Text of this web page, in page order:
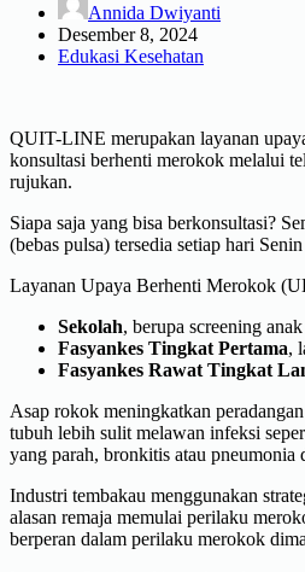
Annida Dwiyanti
Desember 8, 2024
Edukasi Kesehatan
QUIT-LINE merupakan layanan
konsultasi berhenti merokok melalui
rujukan.
Siapa saja yang bisa berkonsultasi?
(bebas pulsa) tersedia setiap hari
Layanan Upaya Berhenti Merokok
Sekolah, berupa screening
Fasyankes Tingkat Pertama,
Fasyankes Rawat Tingkat
Asap rokok meningkatkan
tubuh lebih sulit melawan infeksi
yang parah, bronkitis atau pneumonia
Industri tembakau menggunakan
alasan remaja memulai perilaku
berperan dalam perilaku merokok